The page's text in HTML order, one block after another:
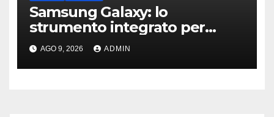
Samsung Galaxy: lo
strumento integrato per
liberare spazio sullo
smartphone
AGO 9, 2026 ADMIN